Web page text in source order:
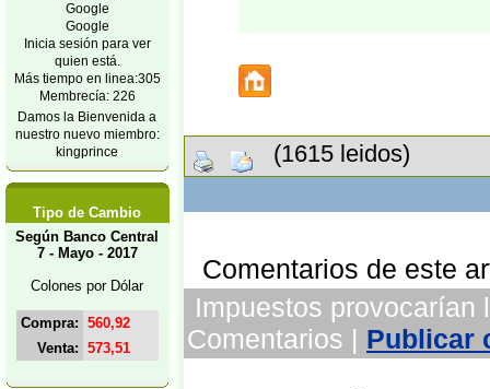
Google
Google
Inicia sesión para ver
quien está.
Más tiempo en linea:305
Membrecía: 226
Damos la Bienvenida a
nuestro nuevo miembro:
kingprince
Tipo de Cambio
Según Banco Central
7 - Mayo - 2017
Colones por Dólar
Compra: 560,92
Venta: 573,51
(1615 leidos)
Comentarios de este
Impuestos provocarían
Comentarios | Publicar